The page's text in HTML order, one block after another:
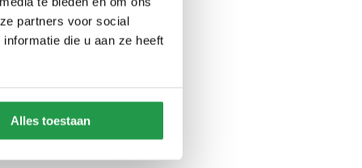
partners voor social
die u aan ze heeft
Alles toestaan